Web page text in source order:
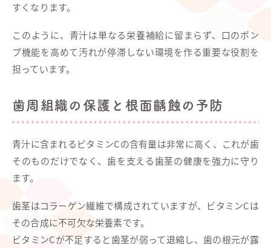
すくなります。
このように、青汁は単なる栄養補給に留まらず、口のポン
プ機能を高めて汚れが停滞しない環境を作る重要な役割を
担っています。
歯周組織の保護と根面齲蝕の予防
青汁に含まれるビタミンCの含有量は非常に高く、これが歯
そのものだけでなく、歯を支える歯茎の健康を強力に守り
ます。
歯茎はコラーゲン繊維で構成されていますが、ビタミンCは
その合成に不可欠な栄養素です。
ビタミンCが不足すると歯茎が弱って退縮し、歯の根元が露